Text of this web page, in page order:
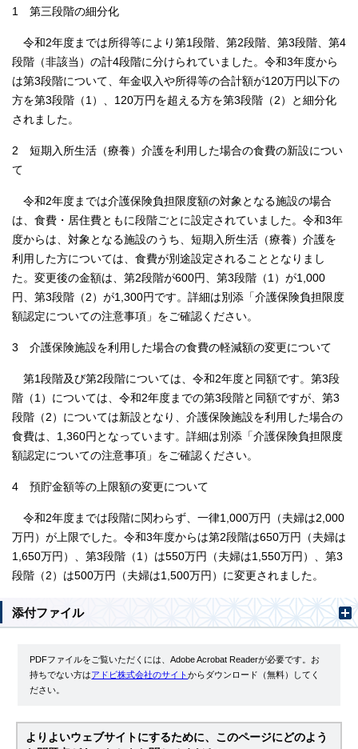
1 第三段階の細分化
令和2年度までは所得等により第1段階、第2段階、第3段階、第4
段階（非該当）の計4段階に分けられていました。令和3年度から
は第3段階について、年金収入や所得等の合計額が120万円以下の
方を第3段階（1）、120万円を超える方を第3段階（2）と細分化
されました。
2 短期入所生活（療養）介護を利用した場合の食費の新設につい
て
令和2年度までは介護保険負担限度額の対象となる施設の場合
は、食費・居住費ともに段階ごとに設定されていました。令和3年
度からは、対象となる施設のうち、短期入所生活（療養）介護を
利用した方については、食費が別途設定されることとなりまし
た。変更後の金額は、第2段階が600円、第3段階（1）が1,000
円、第3段階（2）が1,300円です。詳細は別添「介護保険負担限度
額認定についての注意事項」をご確認ください。
3 介護保険施設を利用した場合の食費の軽減額の変更について
第1段階及び第2段階については、令和2年度と同額です。第3段
階（1）については、令和2年度までの第3段階と同額ですが、第3
段階（2）については新設となり、介護保険施設を利用した場合の
食費は、1,360円となっています。詳細は別添「介護保険負担限度
額認定についての注意事項」をご確認ください。
4 預貯金額等の上限額の変更について
令和2年度までは段階に関わらず、一律1,000万円（夫婦は2,000
万円）が上限でした。令和3年度からは第2段階は650万円（夫婦は
1,650万円）、第3段階（1）は550万円（夫婦は1,550万円）、第3
段階（2）は500万円（夫婦は1,500万円）に変更されました。
添付ファイル
PDFファイルをご覧いただくには、Adobe Acrobat Readerが必要です。お
持ちでない方はアドビ株式会社のサイトからダウンロード（無料）してく
ださい。
よりよいウェブサイトにするために、このページにどのよう